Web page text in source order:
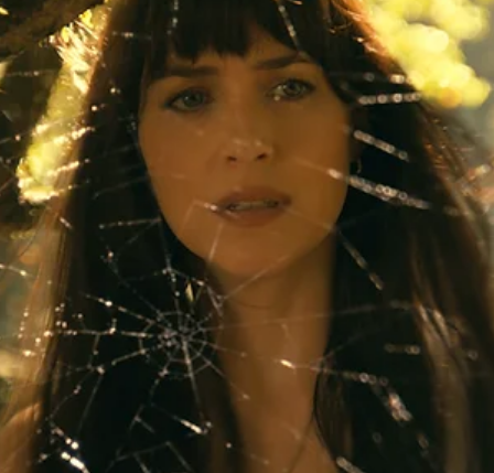
Jean-Marc Detrey
14 févr. 2024
2 min de lecture
Actualité